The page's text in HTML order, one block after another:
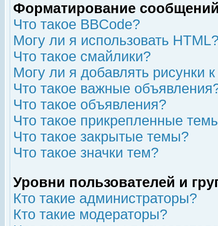
Форматирование
Что такое BBCode?
Могу ли я использовать
Что такое смайлики?
Могу ли я добавлять рисунки
Что такое важные
Что такое объявления?
Что такое прикрепленные
Что такое закрытые темы?
Что такое значки тем?
Уровни пользователей и
Кто такие администраторы?
Кто такие модераторы?